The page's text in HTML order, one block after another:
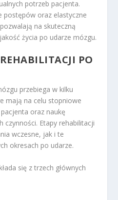
potrzeb pacjenta.
postępów oraz elastyczne
na skuteczną
życia po udarze mózgu.
PO
przebiega w kilku
mają na celu stopniowe
oraz naukę
czynności. Etapy rehabilitacji
wczesne, jak i te
okresach po udarze.
się z trzech głównych